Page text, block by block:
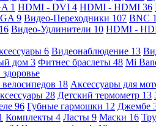
1 HDMI - DVI 4 HDMI - HDMI 36
9 Видео-Переходники 107 BNC 1
16 Видео-Удлинители 10 HDMI -
6 Видеонаблюдение 13
дом 3 Фитнес браслеты 48 Mi
18 Аксессуары для
28 Детский термометр 13
96 Губные гармошки 12 Джембе
Комплекты 4 Ласты 9 Маски 16